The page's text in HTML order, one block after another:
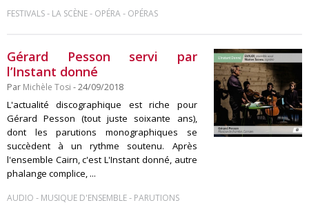
FESTIVALS- LA SCÈNE- OPÉRA- OPÉRAS
Gérard Pesson servi par
l’Instant donné
Par Michèle Tosi - 24/09/2018
L'actualité discographique est riche pour
Gérard Pesson (tout juste soixante ans),
dont les parutions monographiques se
succèdent à un rythme soutenu. Après
l'ensemble Cairn, c'est L'Instant donné, autre
phalange complice, ...
AUDIO - MUSIQUE D'ENSEMBLE- PARUTIONS